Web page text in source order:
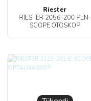
Riester
RİESTER 2056-200 PEN-
SCOPE OTOSKOP